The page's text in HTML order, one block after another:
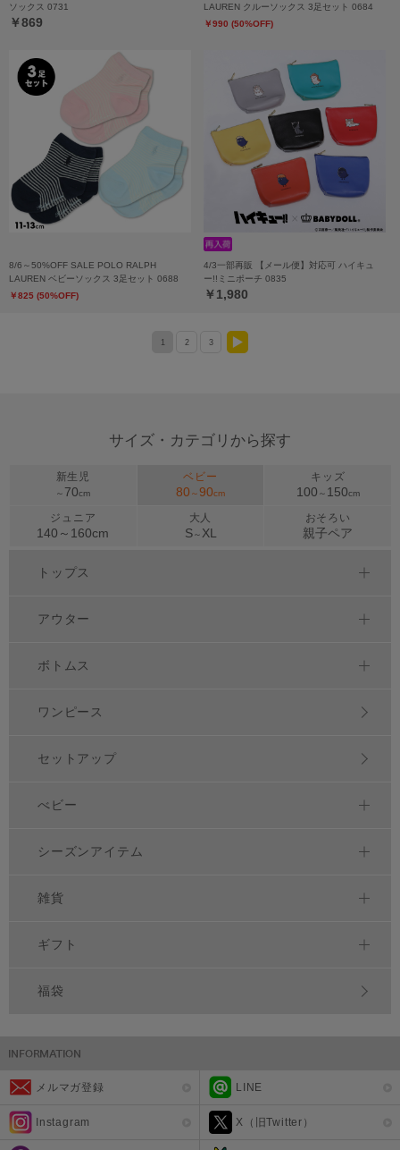
ソックス 0731
￥869
LAUREN クルーソックス 3足セット 0684
￥990 (50%OFF)
8/6～50%OFF SALE POLO RALPH
LAUREN ベビーソックス 3足セット 0688
￥825 (50%OFF)
4/3一部再販 【メール便】対応可 ハイキュ
ー!!ミニポーチ 0835
￥1,980
1 2 3
サイズ・カテゴリから探す
新生児
～ 70cm
ベビー
80 ～90cm
キッズ
100 ～ 150cm
ジュニア
140～ 160cm
大人
S～ XL
おそろい
親子ペア
トップス
アウター
ボトムス
ワンピース
セットアップ
べビー
シーズンアイテム
雑貨
ギフト
福袋
メルマガ登録 LINE
Instagram X（旧Twitter）